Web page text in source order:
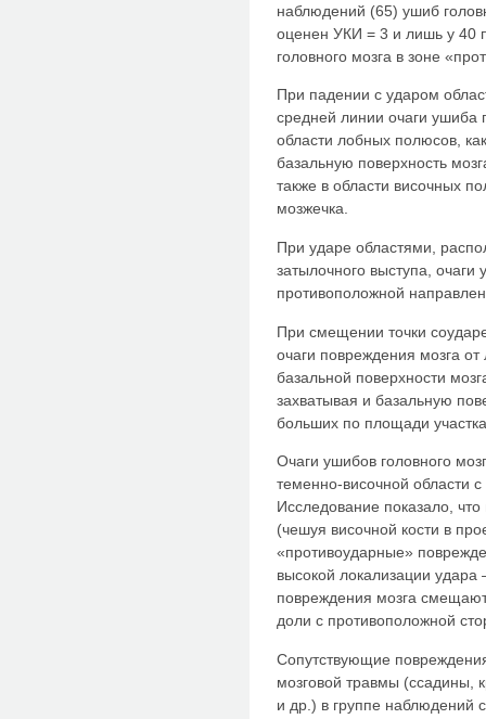
наблюдений (65) ушиб
оценен УКИ = 3 и лишь у 40
головного мозга в зоне
При падении с ударом
средней линии очаги ушиба
области лобных полюсов,
базальную поверхность
также в области височных
мозжечка.
При ударе областями,
затылочного выступа,
противоположной
При смещении точки
очаги повреждения мозга
базальной поверхности
захватывая и базальную
больших по площади
Очаги ушибов головного
теменно-височной области
Исследование показало,
(чешуя височной кости в
«противоударные»
высокой локализации
повреждения мозга
доли с противоположной
Сопутствующие
мозговой травмы (ссадины,
и др.) в группе наблюдений